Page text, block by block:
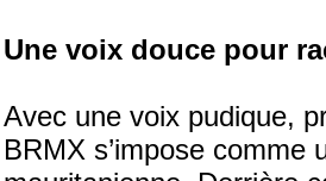
Une voix douce pour
Avec une voix pudique,
BRMX s’impose comme